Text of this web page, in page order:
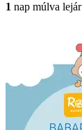
1 nap múlva lejár